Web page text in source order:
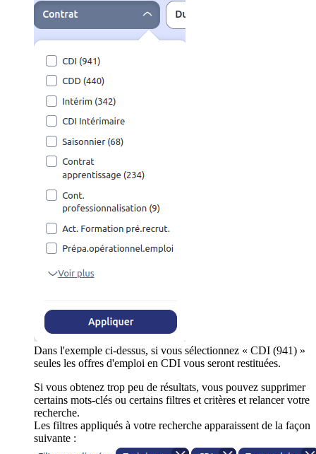
Dans l'exemple ci-dessus, si vous sélectionnez « CDI (941) »
seules les offres d'emploi en CDI vous seront restituées.
Si vous obtenez trop peu de résultats, vous pouvez supprimer
certains mots-clés ou certains filtres et critères et relancer votre
recherche.
Les filtres appliqués à votre recherche apparaissent de la façon
suivante :